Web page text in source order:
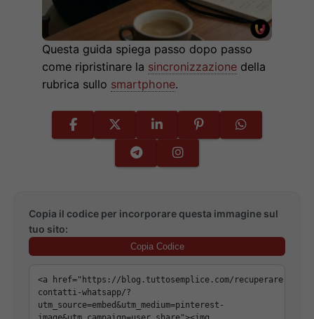
Questa guida spiega passo dopo passo
come ripristinare la sincronizzazione della
rubrica sullo smartphone.
Copia il codice per incorporare questa immagine sul
tuo sito:
Copia Codice